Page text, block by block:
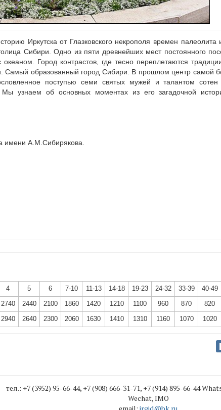
Иркутска от Глазковского некрополя времен
Сибири. Одно из пяти древнейших мест постоянного
Город контрастов, где тесно переплетаются
Самый образованный город Сибири. В прошлом центр самой
поступью семи святых мужей и талантом сотен
узнаем об основных моментах из его загадочной
имени А.М.Сибирякова.
4 5 6 7-10 11-13 14-18 19-23 24-32 33-39 40-49
2740 2440 2100 1860 1420 1210 1100 960 870 820
2940 2640 2300 2060 1630 1410 1310 1160 1070 1020
тел.: +7 (3952) 95-66-44, +7 (908) 666-31-71, +7 (914) 895-66-44
Wechat, IMO